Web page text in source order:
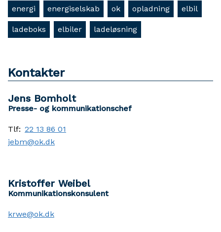
energi energiselskab ok opladning elbil
ladeboks elbiler ladeløsning
Kontakter
Jens Bomholt
Presse- og kommunikationschef
Tlf: 22 13 86 01
jebm@ok.dk
Kristoffer Weibel
Kommunikationskonsulent
krwe@ok.dk